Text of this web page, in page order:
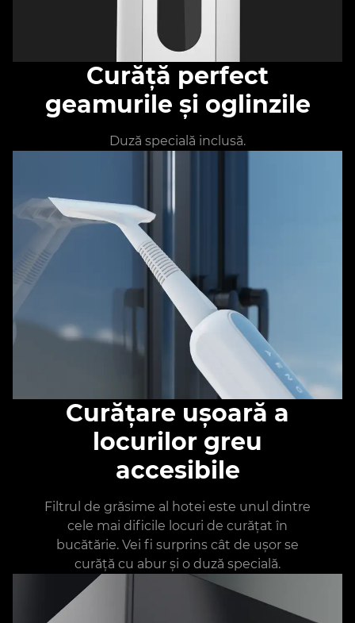
Curăță perfect
geamurile și oglinzile
Duză specială inclusă.
Curățare ușoară a
locurilor greu
accesibile
Filtrul de grăsime al hotei este unul dintre
cele mai dificile locuri de curățat în
bucătărie. Vei fi surprins cât de ușor se
curăță cu abur și o duză specială.